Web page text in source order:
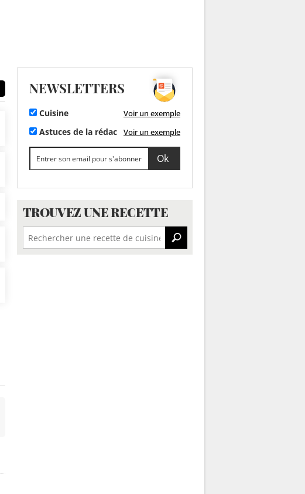
NEWSLETTERS
Cuisine Voir un exemple
Astuces de la rédac Voir un exemple
TROUVEZ UNE RECETTE